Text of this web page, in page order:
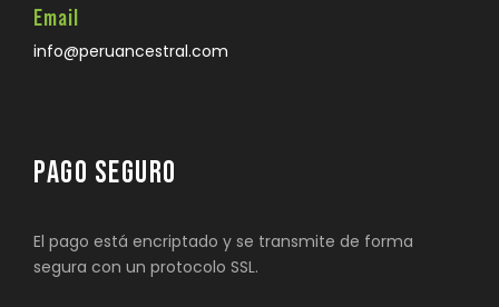
Email
info@peruancestral.com
PAGO SEGURO
El pago está encriptado y se transmite de forma
segura con un protocolo SSL.